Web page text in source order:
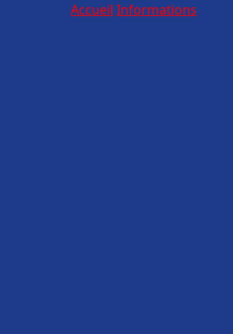
Accueil Informations